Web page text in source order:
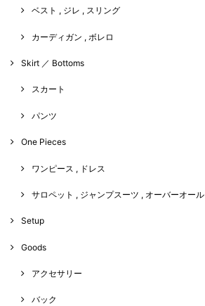
ベスト , ジレ , スリング
カーディガン , ボレロ
Skirt ／ Bottoms
スカート
パンツ
One Pieces
ワンピース , ドレス
サロペット , ジャンプスーツ , オーバーオール
Setup
Goods
アクセサリー
バック